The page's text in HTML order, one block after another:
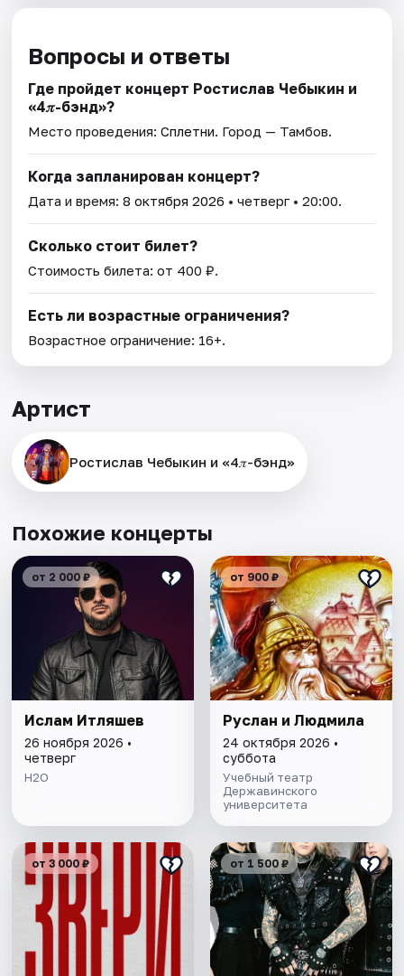
Вопросы и ответы
Где пройдет концерт Ростислав Чебыкин и
«4𝜋-бэнд»?
Место проведения:Сплетни. Город — Тамбов.
Когда запланирован концерт?
Дата и время:8 октября 2026 • четверг • 20:00.
Сколько стоит билет?
Стоимость билета: от 400 ₽.
Есть ли возрастные ограничения?
Возрастное ограничение: 16+.
Артист
Ростислав Чебыкин и «4𝜋-бэнд»
Похожие концерты
от 2 000 ₽
Ислам Итляшев
26 ноября 2026 •
четверг
H2O
от 900 ₽
Руслан и Людмила
24 октября 2026 •
суббота
Учебный театр
Державинского
университета
от 3 000 ₽ от 1 500 ₽